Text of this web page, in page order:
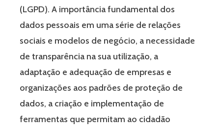
(LGPD). A importância fundamental dos
dados pessoais em uma série de relações
sociais e modelos de negócio, a necessidade
de transparência na sua utilização, a
adaptação e adequação de empresas e
organizações aos padrões de proteção de
dados, a criação e implementação de
ferramentas que permitam ao cidadão